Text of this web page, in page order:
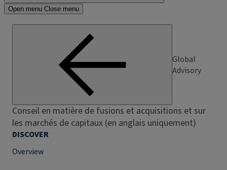
Open menu Close menu
Global
Advisory
Conseil en matière de fusions et acquisitions et sur
les marchés de capitaux (en anglais uniquement)
DISCOVER
Overview